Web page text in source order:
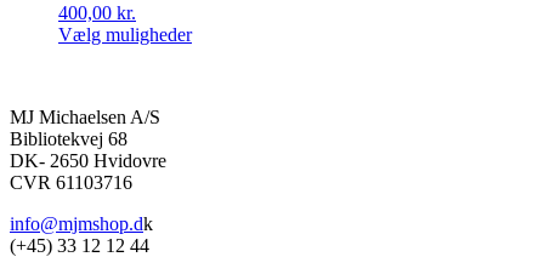
Mulighederne
kan
400,00 kr.
Vælg muligheder
flere
varianter.
Mulighederne
kan
på
varesiden
MJ Michaelsen A/S
Bibliotekvej 68
DK- 2650 Hvidovre
CVR 61103716
info@mjmshop.dk
(+45) 33 12 12 44